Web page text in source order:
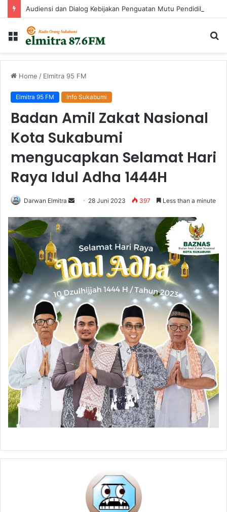
Menu
Home / Elmitra 95 FM
Elmitra 95 FM Info Sukabumi
Badan Amil Zakat Nasional
Kota Sukabumi
mengucapkan Selamat Hari
Raya Idul Adha 1444H
Darwan Elmitra
Send
email
28 Juni 2023 397 Less than a minute